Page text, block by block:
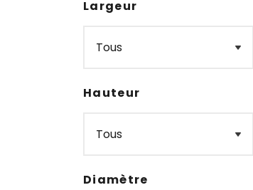
Largeur
Hauteur
Diamètre